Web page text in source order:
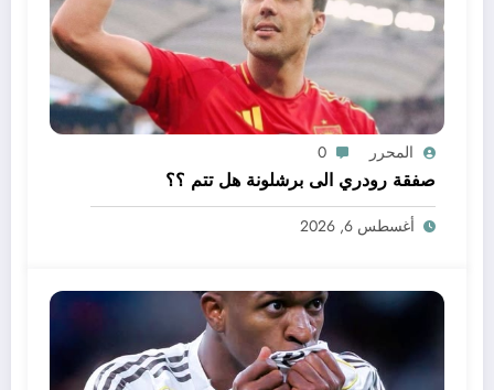
المحرر 0
صفقة رودري الى برشلونة هل تتم ؟؟
أغسطس 6, 2026